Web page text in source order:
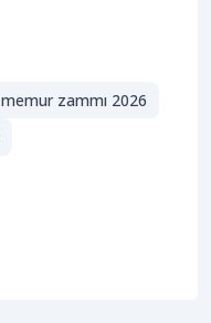
memur zammı 2026